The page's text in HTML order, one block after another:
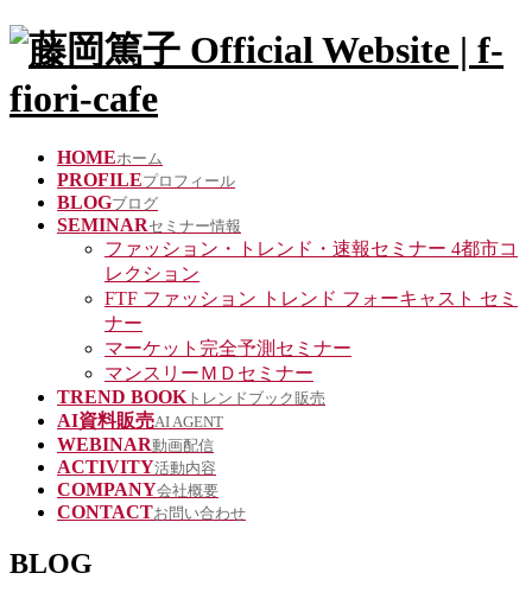
HOMEホーム
PROFILEプロフィール
BLOGブログ
SEMINARセミナー情報
ファッション・トレンド・速報セミナー 4都市コ
レクション
FTF ファッション トレンド フォーキャスト セミ
ナー
マーケット完全予測セミナー
マンスリーＭＤセミナー
TREND BOOK トレンドブック販売
AI資料販売AI AGENT
WEBINAR動画配信
ACTIVITY活動内容
COMPANY会社概要
CONTACTお問い合わせ
BLOG